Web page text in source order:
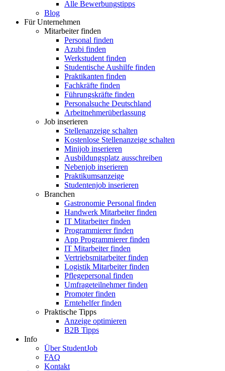
Alle Bewerbungstipps
Blog
Für Unternehmen
Mitarbeiter finden
Personal finden
Azubi finden
Werkstudent finden
Studentische Aushilfe finden
Praktikanten finden
Fachkräfte finden
Führungskräfte finden
Personalsuche Deutschland
Arbeitnehmerüberlassung
Job inserieren
Stellenanzeige schalten
Kostenlose Stellenanzeige schalten
Minijob inserieren
Ausbildungsplatz ausschreiben
Nebenjob inserieren
Praktikumsanzeige
Studentenjob inserieren
Branchen
Gastronomie Personal finden
Handwerk Mitarbeiter finden
IT Mitarbeiter finden
Programmierer finden
App Programmierer finden
IT Mitarbeiter finden
Vertriebsmitarbeiter finden
Logistik Mitarbeiter finden
Pflegepersonal finden
Umfrageteilnehmer finden
Promoter finden
Erntehelfer finden
Praktische Tipps
Anzeige optimieren
B2B Tipps
Info
Über StudentJob
FAQ
Kontakt